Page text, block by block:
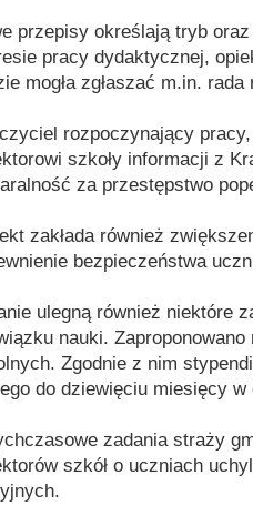
przepisy określają tryb
pracy dydaktycznej,
mogła zgłaszać m.in. rada
rozpoczynający
szkoły informacji z
za przestępstwo
zakłada również
bezpieczeństwa
ulegną również niektóre
nauki.
Zgodnie z nim
do dziewięciu miesięcy
zadania straży
szkół o uczniach